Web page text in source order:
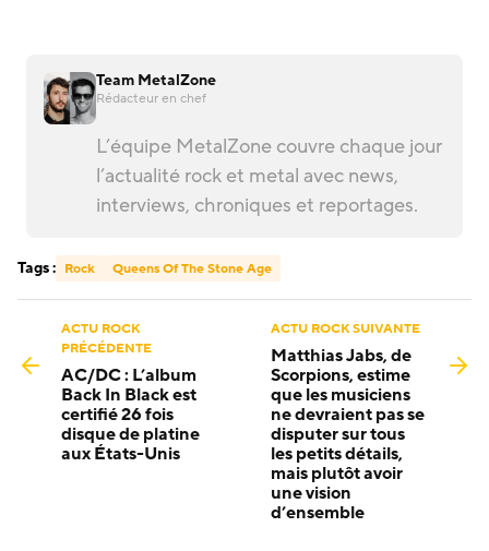
Team MetalZone
Rédacteur en chef
L’équipe MetalZone couvre chaque jour
l’actualité rock et metal avec news,
interviews, chroniques et reportages.
Tags : Rock Queens Of The Stone Age
ACTU ROCK
PRÉCÉDENTE
AC/DC : L’album
Back In Black est
certifié 26 fois
disque de platine
aux États-Unis
ACTU ROCK SUIVANTE
Matthias Jabs, de
Scorpions, estime
que les musiciens
ne devraient pas se
disputer sur tous
les petits détails,
mais plutôt avoir
une vision
d’ensemble